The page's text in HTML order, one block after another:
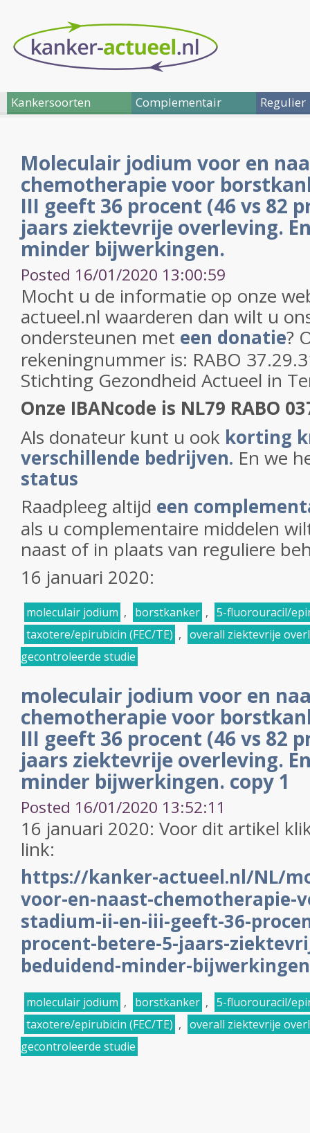
Kankersoorten Complementair Regulier
Moleculair jodium voor en
chemotherapie voor
III geeft 36 procent (46 vs 82
jaars ziektevrije overleving.
minder bijwerkingen.
Posted 16/01/2020 13:00:59
Mocht u de informatie op onze
actueel.nl waarderen dan wilt u
ondersteunen met een donatie?
rekeningnummer is: RABO
Stichting Gezondheid Actueel in
Onze IBANcode is NL79 RABO
Als donateur kunt u ook korting
verschillende bedrijven. En we
status
Raadpleeg altijd een
als u complementaire middelen
naast of in plaats van reguliere
16 januari 2020:
moleculair jodium , borstkanker , 5-fluorouracil/
taxotere/epirubicin (FEC/TE) , overall ziektevrije
gecontroleerde studie
moleculair jodium voor en
chemotherapie voor
III geeft 36 procent (46 vs 82
jaars ziektevrije overleving.
minder bijwerkingen. copy 1
Posted 16/01/2020 13:52:11
16 januari 2020: Voor dit artikel
link:
https://kanker-actueel.nl/NL/
voor-en-naast-chemotherapie-
stadium-ii-en-iii-geeft-36-
procent-betere-5-jaars-
beduidend-minder-
moleculair jodium , borstkanker , 5-fluorouracil/
taxotere/epirubicin (FEC/TE) , overall ziektevrije
gecontroleerde studie